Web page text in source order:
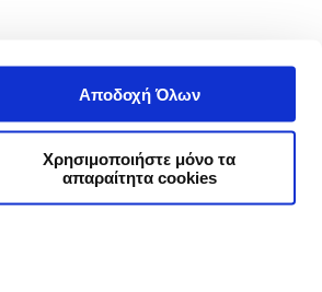
Αποδοχή Όλων
Χρησιμοποιήστε μόνο τα
απαραίτητα cookies